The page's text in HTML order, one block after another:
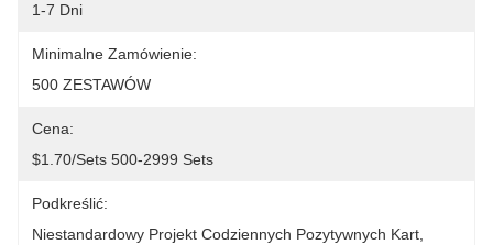
1-7 Dni
Minimalne Zamówienie:
500 ZESTAWÓW
Cena:
$1.70/sets 500-2999 Sets
Podkreślić:
Niestandardowy Projekt Codziennych Pozytywnych Kart